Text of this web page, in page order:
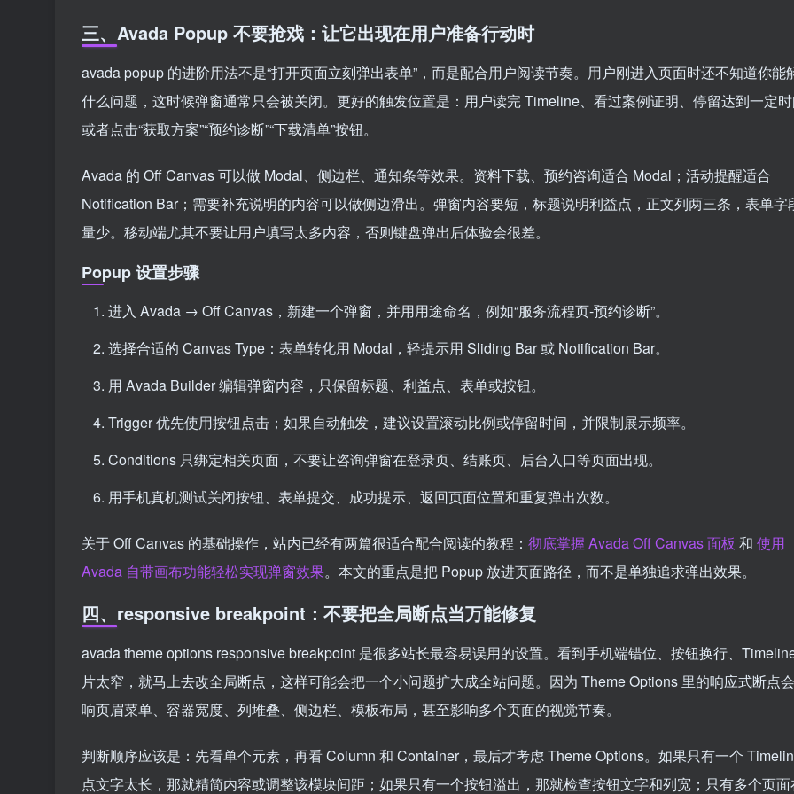
三、Avada Popup 不要抢戏：让它出现在用户准备行动时
avada popup 的进阶用法不是“打开页面立刻弹出表单”，而是配合用户阅读节奏。用户刚进入页面时还不知道你能
什么问题，这时候弹窗通常只会被关闭。更好的触发位置是：用户读完 Timeline、看过案例证明、停留达到一定时
或者点击“获取方案”“预约诊断”“下载清单”按钮。
Avada 的 Off Canvas 可以做 Modal、侧边栏、通知条等效果。资料下载、预约咨询适合 Modal；活动提醒适合
Notification Bar；需要补充说明的内容可以做侧边滑出。弹窗内容要短，标题说明利益点，正文列两三条，表单字
量少。移动端尤其不要让用户填写太多内容，否则键盘弹出后体验会很差。
Popup 设置步骤
进入 Avada → Off Canvas，新建一个弹窗，并用用途命名，例如“服务流程页-预约诊断”。
选择合适的 Canvas Type：表单转化用 Modal，轻提示用 Sliding Bar 或 Notification Bar。
用 Avada Builder 编辑弹窗内容，只保留标题、利益点、表单或按钮。
Trigger 优先使用按钮点击；如果自动触发，建议设置滚动比例或停留时间，并限制展示频率。
Conditions 只绑定相关页面，不要让咨询弹窗在登录页、结账页、后台入口等页面出现。
用手机真机测试关闭按钮、表单提交、成功提示、返回页面位置和重复弹出次数。
关于 Off Canvas 的基础操作，站内已经有两篇很适合配合阅读的教程： 彻底掌握 Avada Off Canvas 面板 和 使用
Avada 自带画布功能轻松实现弹窗效果。本文的重点是把 Popup 放进页面路径，而不是单独追求弹出效果。
四、responsive breakpoint：不要把全局断点当万能修复
avada theme options responsive breakpoint 是很多站长最容易误用的设置。看到手机端错位、按钮换行、
片太窄，就马上去改全局断点，这样可能会把一个小问题扩大成全站问题。因为 Theme Options 里的响应式断点
响页眉菜单、容器宽度、列堆叠、侧边栏、模板布局，甚至影响多个页面的视觉节奏。
判断顺序应该是：先看单个元素，再看 Column 和 Container，最后才考虑 Theme Options。如果只有一个
点文字太长，那就精简内容或调整该模块间距；如果只有一个按钮溢出，那就检查按钮文字和列宽；只有多个页面